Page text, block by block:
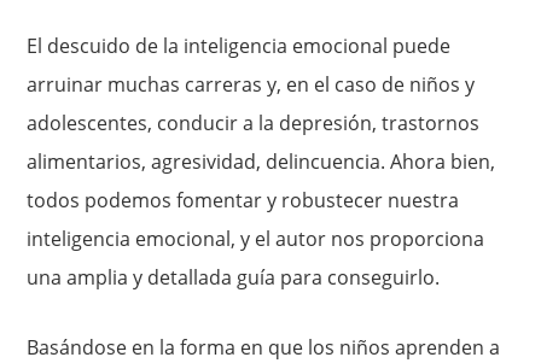
El descuido de la inteligencia emocional puede
arruinar muchas carreras y, en el caso de niños y
adolescentes, conducir a la depresión, trastornos
alimentarios, agresividad, delincuencia. Ahora bien,
todos podemos fomentar y robustecer nuestra
inteligencia emocional, y el autor nos proporciona
una amplia y detallada guía para conseguirlo.
Basándose en la forma en que los niños aprenden a